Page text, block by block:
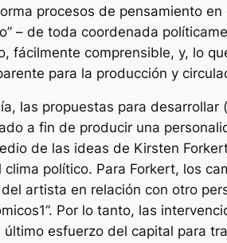
procesos de pensamiento
– de toda coordenada
fácilmente comprensible, y, lo
para la producción y
las propuestas para
a fin de producir una
de las ideas de Kirsten
clima político. Para Forkert, los
artista en relación con otro
Por lo tanto, las
último esfuerzo del capital para